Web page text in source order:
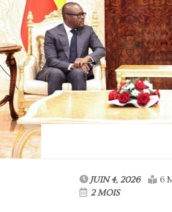
JUIN 4, 2026
6
2 MOIS